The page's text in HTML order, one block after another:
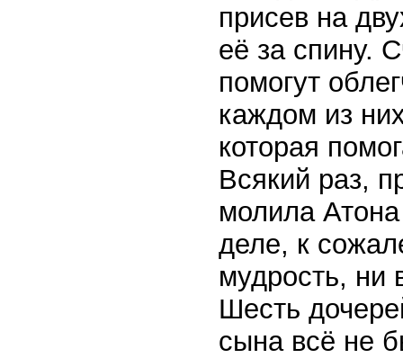
присев на
её за спину.
помогут
каждом из
которая
Всякий раз,
молила
деле, к
мудрость, ни
Шесть
сына всё не